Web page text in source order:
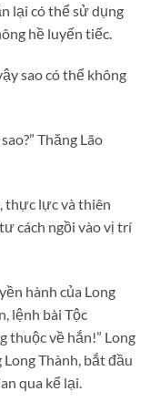
lại có thể sử dụng
hề luyến tiếc.
sao có thể không
Thăng Lão
thực lực và thiên
cách ngồi vào vị trí
hành của Long
lệnh bài Tộc
thuộc về hắn!” Long
Thành, bắt đầu
qua kể lại.